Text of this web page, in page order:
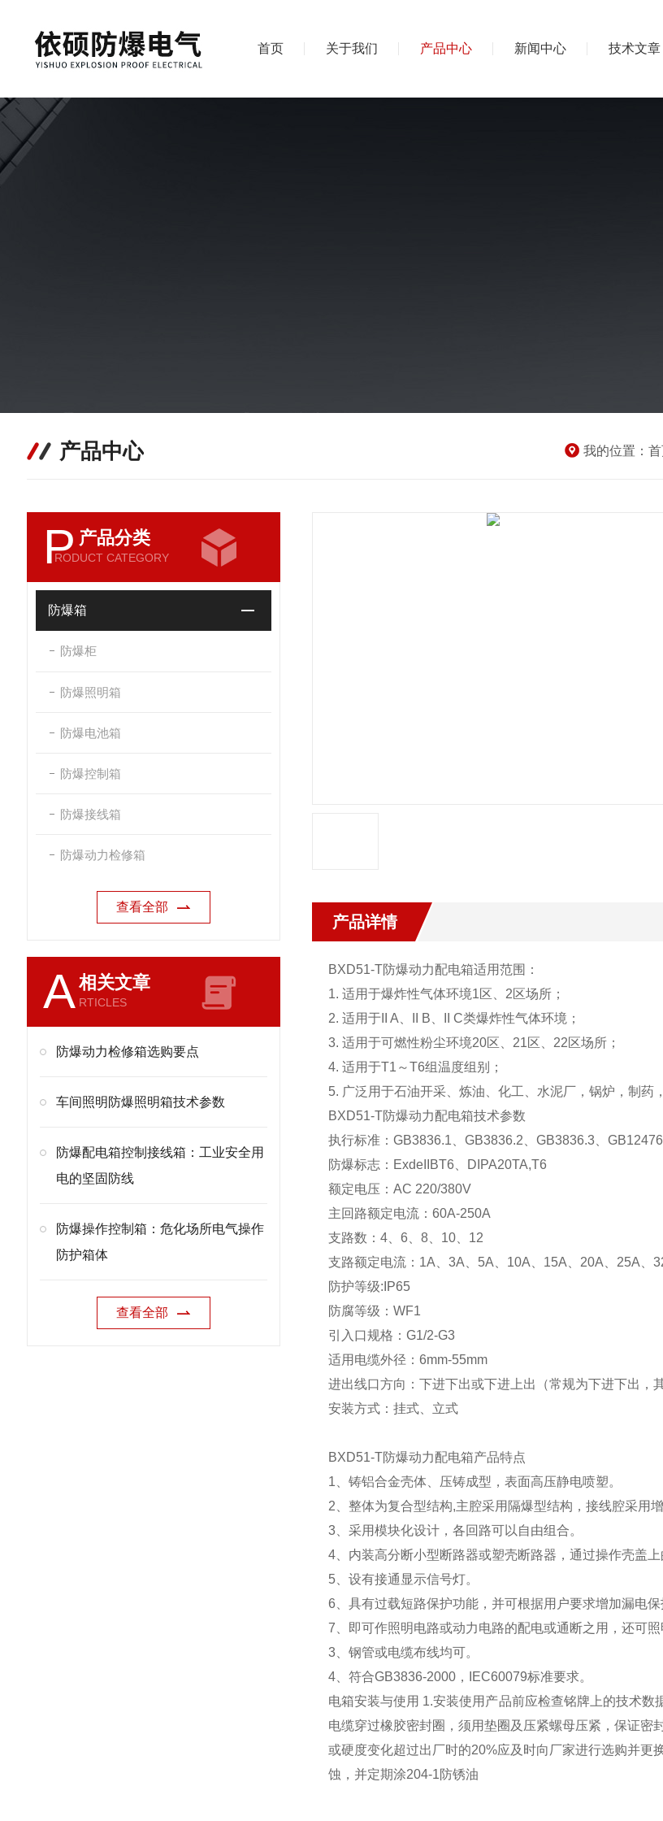
首页 关于我们 产品中心 新闻中心 技术文章
产品中心 我的位置：
P 产品分类
RODUCT CATEGORY
防爆箱
防爆柜
防爆照明箱
防爆电池箱
防爆控制箱
防爆接线箱
防爆动力检修箱
查看全部
A相关文章
RTICLES
防爆动力检修箱选购要点
车间照明防爆照明箱技术参数
防爆配电箱控制接线箱：工业安全用
电的坚固防线
防爆操作控制箱：危化场所电气操作
防护箱体
查看全部
产品详情
BXD51-T防爆动力配电箱适用范围：
1. 适用于爆炸性气体环境1区、2区场所；
2. 适用于II A、II B、II C类爆炸性气体环境；
3. 适用于可燃性粉尘环境20区、21区、22区场所；
4. 适用于T1～T6组温度组别；
5. 广泛用于石油开采、炼油、化工、水泥厂，锅炉，制药
BXD51-T防爆动力配电箱技术参数
执行标准：GB3836.1、GB3836.2、GB3836.3、
防爆标志：ExdeIIBT6、DIPA20TA,T6
额定电压：AC 220/380V
主回路额定电流：60A-250A
支路数：4、6、8、10、12
支路额定电流：1A、3A、5A、10A、15A、20A、25A、
防护等级:IP65
防腐等级：WF1
引入口规格：G1/2-G3
适用电缆外径：6mm-55mm
进出线口方向：下进下出或下进上出（常规为下进下出，
安装方式：挂式、立式
BXD51-T防爆动力配电箱产品特点
1、铸铝合金壳体、压铸成型，表面高压静电喷塑。
2、整体为复合型结构,主腔采用隔爆型结构，接线腔采用增
3、采用模块化设计，各回路可以自由组合。
4、内装高分断小型断路器或塑壳断路器，通过操作壳盖上
5、设有接通显示信号灯。
6、具有过载短路保护功能，并可根据用户要求增加漏电保
7、即可作照明电路或动力电路的配电或通断之用，还可照
3、钢管或电缆布线均可。
4、符合GB3836-2000，IEC60079标准要求。
电箱安装与使用 1.安装使用产品前应检查铭牌上的技术
电缆穿过橡胶密封圈，须用垫圈及压紧螺母压紧，保证
或硬度变化超过出厂时的20%应及时向厂家进行选购并
蚀，并定期涂204-1防锈油